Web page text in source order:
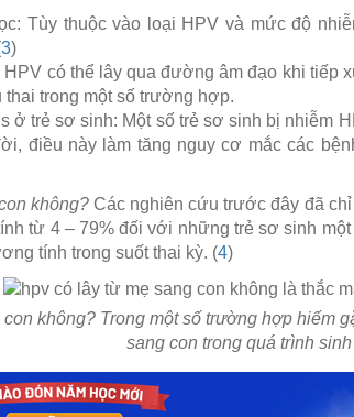
Tùy thuộc vào loại HPV và mức độ
3)
có thể lây qua đường âm đạo khi tiếp
thai trong một số trường hợp.
ở trẻ sơ sinh: Một số trẻ sơ sinh bị nhiễm
điều này làm tăng nguy cơ mắc các
không? Các nghiên cứu trước đây đã
từ 4 – 79% đối với những trẻ sơ sinh
tính trong suốt thai kỳ. (4)
không? Trong một số trường hợp hiếm
sang con trong quá trình